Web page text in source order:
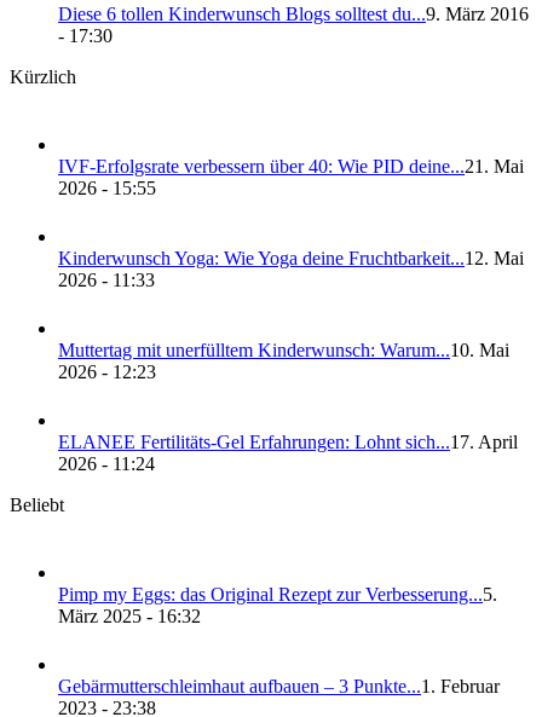
Die­se 6 tol­len Kin­der­wunsch Blogs soll­test du...9. März 2016
- 17:30
Kürzlich
IVF-Erfolgs­ra­te ver­bes­sern über 40: Wie PID dei­ne...21. Mai
2026 - 15:55
Kin­der­wunsch Yoga: Wie Yoga dei­ne Frucht­bar­keit...12. Mai
2026 - 11:33
Mut­ter­tag mit uner­füll­tem Kin­der­wunsch: War­um...10. Mai
2026 - 12:23
ELANEE Fer­ti­li­täts-Gel Erfah­run­gen: Lohnt sich...17. April
2026 - 11:24
Beliebt
Pimp my Eggs: das Ori­gi­nal Rezept zur Ver­bes­se­rung...5.
März 2025 - 16:32
Gebär­mut­ter­schleim­haut auf­bau­en – 3 Punk­te...1. Februar
2023 - 23:38